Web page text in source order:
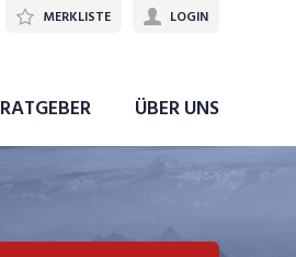
RATGEBER ÜBER UNS
MERKLISTE LOGIN